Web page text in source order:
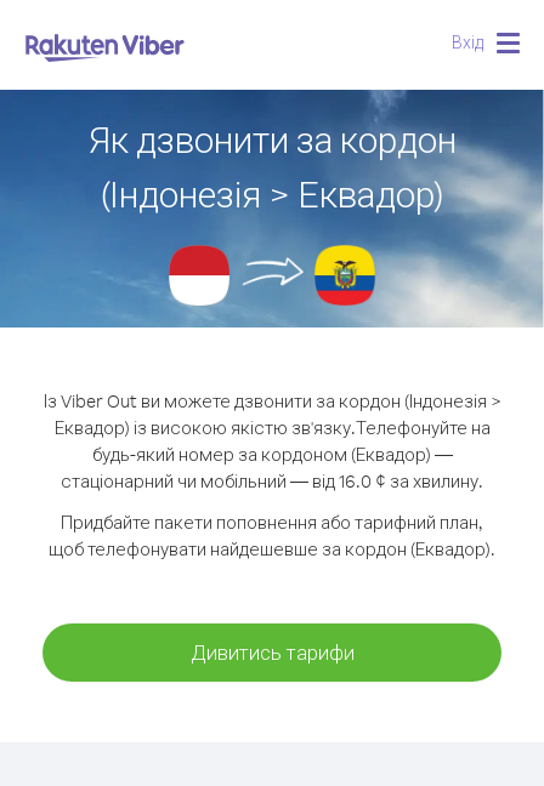
Вхід
Як дзвонити за кордон
(Індонезія > Еквадор)
Із Viber Out ви можете дзвонити за кордон (Індонезія >
Еквадор) із високою якістю зв'язку.Телефонуйте на
будь-який номер за кордоном (Еквадор) —
стаціонарний чи мобільний — від 16.0 ¢ за хвилину.
Придбайте пакети поповнення або тарифний план,
щоб телефонувати найдешевше за кордон (Еквадор).
Дивитись тарифи